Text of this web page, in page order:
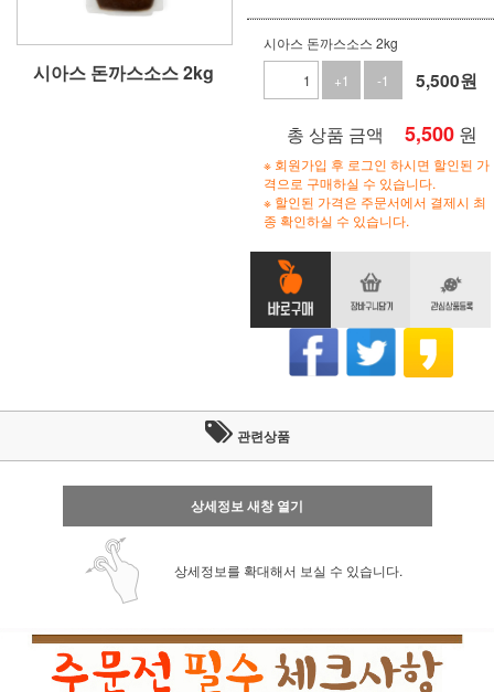
시아스 돈까스소스 2kg
시아스 돈까스소스 2kg
+1
-1 5,500원
총 상품 금액 5,500 원
※ 회원가입 후 로그인 하시면 할인된 가
격으로 구매하실 수 있습니다.
※ 할인된 가격은 주문서에서 결제시 최
종 확인하실 수 있습니다.
관련상품
상세정보 새창 열기
상세정보를 확대해서 보실 수 있습니다.